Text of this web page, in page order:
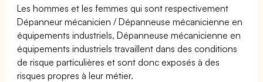
Les hommes et les femmes qui sont respectivement
Dépanneur mécanicien / Dépanneuse mécanicienne en
équipements industriels, Dépanneuse mécanicienne en
équipements industriels travaillent dans des conditions
de risque particulières et sont donc exposés à des
risques propres à leur métier.